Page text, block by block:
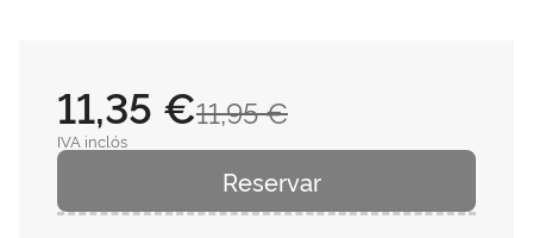
11,95 €
11,35 €
IVA inclós
Reservar